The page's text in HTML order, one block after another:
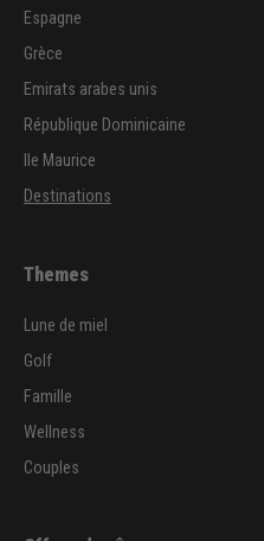
Espagne
Grèce
Emirats arabes unis
République Dominicaine
Ile Maurice
Destinations
Themes
Lune de miel
Golf
Famille
Wellness
Couples